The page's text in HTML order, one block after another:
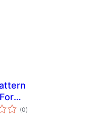
– Boost
(0total
aprecieri
)